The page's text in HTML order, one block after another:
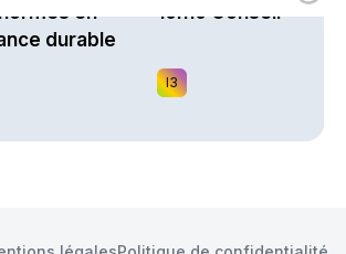
en
durable
10h10 Conseil
I3